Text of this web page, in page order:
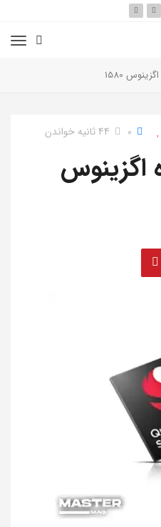
1580
0 44 ثانیه خواندن
اگزینوس